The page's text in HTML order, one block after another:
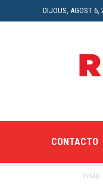
DIJOUS, AGOST 6,
CONTACTO
Inicio